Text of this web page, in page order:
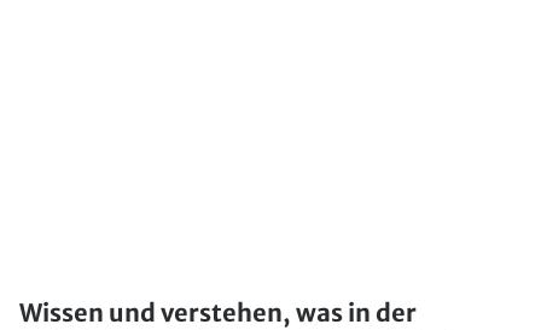
Wissen und verstehen, was in der